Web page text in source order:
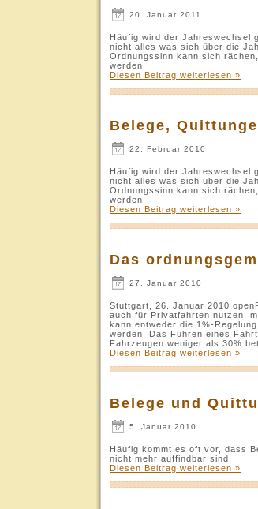
20. Januar 2011
Häufig wird der Jahreswechsel
nicht alles was sich über die
Ordnungssinn kann sich
werden.
Diesen Beitrag weiterlesen »
Belege,
22. Februar 2010
Häufig wird der Jahreswechsel
nicht alles was sich über die
Ordnungssinn kann sich
werden.
Diesen Beitrag weiterlesen »
Das
27. Januar 2010
Stuttgart, 26. Januar 2010
auch für Privatfahrten nutzen,
kann entweder die 1%-
werden. Das Führen eines
Fahrzeugen weniger als 30%
Diesen Beitrag weiterlesen »
Belege und
5. Januar 2010
Häufig kommt es oft vor, dass
nicht mehr auffindbar sind.
Diesen Beitrag weiterlesen »